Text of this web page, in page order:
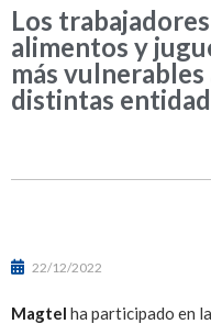
Los
alimentos y
más
distintas
22/12/2022
Magtel ha participado en